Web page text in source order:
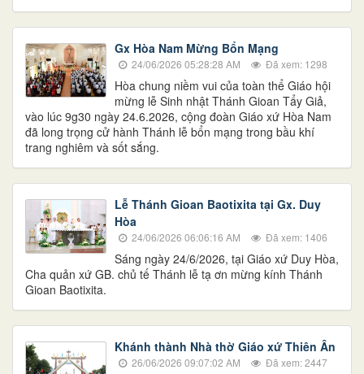
Gx Hòa Nam Mừng Bổn Mạng
24/06/2026 05:28:28 AM Đã xem: 1298
Hòa chung niềm vui của toàn thể Giáo hội
mừng lễ Sinh nhật Thánh Gioan Tẩy Giả,
vào lúc 9g30 ngày 24.6.2026, cộng đoàn Giáo xứ Hòa Nam
đã long trọng cử hành Thánh lễ bổn mạng trong bầu khí
trang nghiêm và sốt sắng.
Lễ Thánh Gioan Baotixita tại Gx. Duy
Hòa
24/06/2026 06:06:16 AM Đã xem: 1406
Sáng ngày 24/6/2026, tại Giáo xứ Duy Hòa,
Cha quản xứ GB. chủ tế Thánh lễ tạ ơn mừng kính Thánh
Gioan Baotixita.
Khánh thành Nhà thờ Giáo xứ Thiên Ân
26/06/2026 09:07:02 AM Đã xem: 2447